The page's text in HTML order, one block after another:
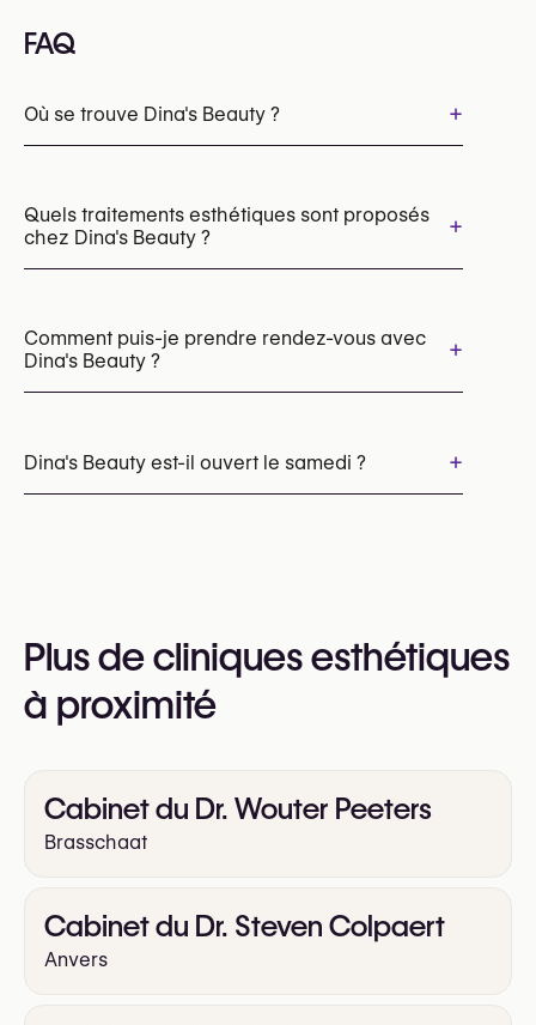
FAQ
Où se trouve Dina's Beauty ? +
Quels traitements esthétiques sont proposés
chez Dina's Beauty ?
+
Comment puis-je prendre rendez-vous avec
Dina's Beauty ?
+
téléphone au
Dina's Beauty est-il ouvert le samedi ? +
Plus de cliniques esthétiques
à proximité
Cabinet du Dr. Wouter Peeters
Brasschaat
Cabinet du Dr. Steven Colpaert
Anvers